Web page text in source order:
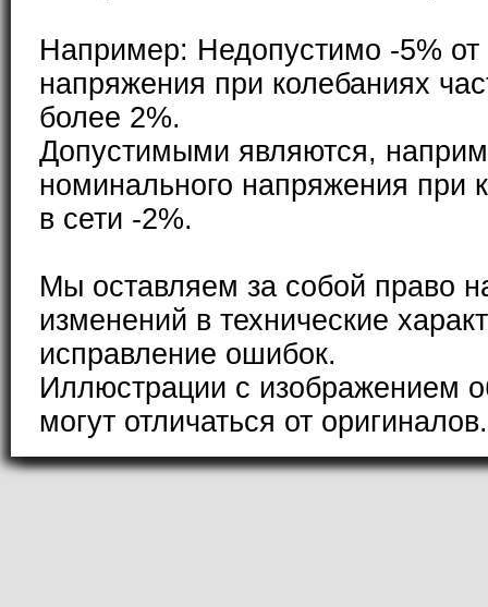
Например: Недопустимо -5% от
напряжения при колебаниях
более 2%.
Допустимыми являются,
номинального напряжения при
в сети -2%.
Мы оставляем за собой право
изменений в технические
исправление ошибок.
Иллюстрации с изображением
могут отличаться от оригиналов.